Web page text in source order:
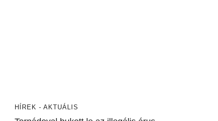
HÍREK - AKTUÁLIS